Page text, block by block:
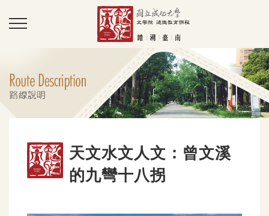
天文水文人文：曾文溪
的九彎十八拐